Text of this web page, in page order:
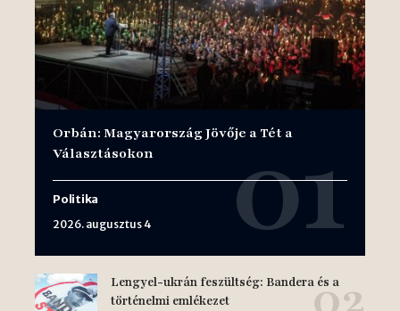
Orbán: Magyarország Jövője a Tét a
Választásokon
Politika
2026. augusztus 4
Lengyel-ukrán feszültség: Bandera és a
történelmi emlékezet